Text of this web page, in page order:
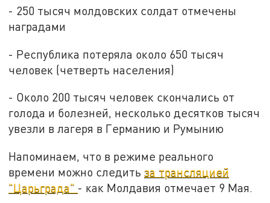
- 250 тысяч молдовских солдат отмечены
наградами
- Республика потеряла около 650 тысяч
человек (четверть населения)
- Около 200 тысяч человек скончались от
голода и болезней, несколько десятков тысяч
увезли в лагеря в Германию и Румынию
Напоминаем, что в режиме реального
времени можно следитьза трансляцией
"Царьграда" - как Молдавия отмечает 9 Мая.